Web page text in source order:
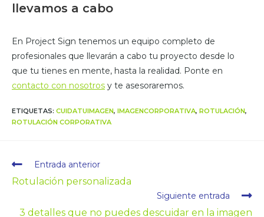
llevamos a cabo
En Project Sign tenemos un equipo completo de
profesionales que llevarán a cabo tu proyecto desde lo
que tu tienes en mente, hasta la realidad. Ponte en
contacto con nosotros y te asesoraremos.
ETIQUETAS: CUIDATUIMAGEN, IMAGENCORPORATIVA, ROTULACIÓN,
ROTULACIÓN CORPORATIVA
Entrada anterior
Rotulación personalizada
Siguiente entrada
3 detalles que no puedes descuidar en la imagen